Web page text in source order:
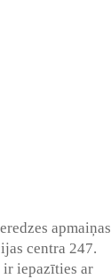
apmaiņas
centra 247.
ir iepazīties ar